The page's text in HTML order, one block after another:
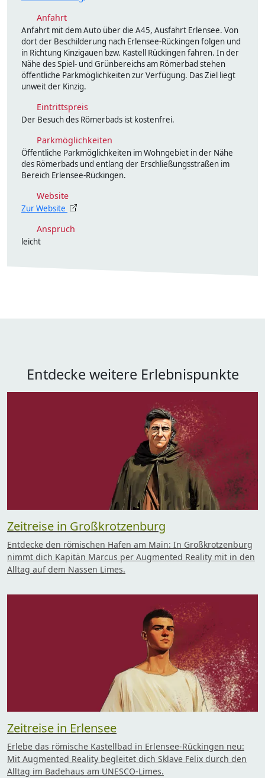
Anfahrt
Anfahrt mit dem Auto über die A45, Ausfahrt Erlensee. Von
dort der Beschilderung nach Erlensee-Rückingen folgen und
in Richtung Kinzigauen bzw. Kastell Rückingen fahren. In der
Nähe des Spiel- und Grünbereichs am Römerbad stehen
öffentliche Parkmöglichkeiten zur Verfügung. Das Ziel liegt
unweit der Kinzig.
Eintrittspreis
Der Besuch des Römerbads ist kostenfrei.
Parkmöglichkeiten
Öffentliche Parkmöglichkeiten im Wohngebiet in der Nähe
des Römerbads und entlang der Erschließungsstraßen im
Bereich Erlensee-Rückingen.
Website
Zur Website
Anspruch
leicht
Entdecke weitere Erlebnispunkte
Zeitreise in Großkrotzenburg
Entdecke den römischen Hafen am Main: In Großkrotzenburg
nimmt dich Kapitän Marcus per Augmented Reality mit in den
Alltag auf dem Nassen Limes.
Zeitreise in Erlensee
Erlebe das römische Kastellbad in Erlensee-Rückingen neu:
Mit Augmented Reality begleitet dich Sklave Felix durch den
Alltag im Badehaus am UNESCO-Limes.